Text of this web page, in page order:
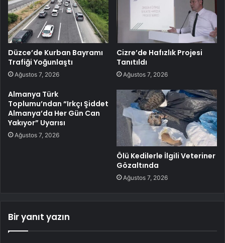
Düzce’de Kurban Bayramı
Trafiği Yoğunlaştı
Ağustos 7, 2026
Cizre’de Hafızlık Projesi
Tanıtıldı
Ağustos 7, 2026
Almanya Türk
Toplumu’ndan “Irkçı Şiddet
Almanya’da Her Gün Can
Yakıyor” Uyarısı
Ağustos 7, 2026
Ölü Kedilerle İlgili Veteriner
Gözaltında
Ağustos 7, 2026
Bir yanıt yazın